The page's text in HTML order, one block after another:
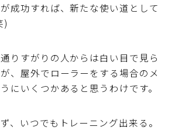
成功すれば、新たな使い道として
)
りすがりの人からは白い目で見ら
、屋外でローラーをする場合のメ
にいくつかあると思うわけです。
、いつでもトレーニング出来る。